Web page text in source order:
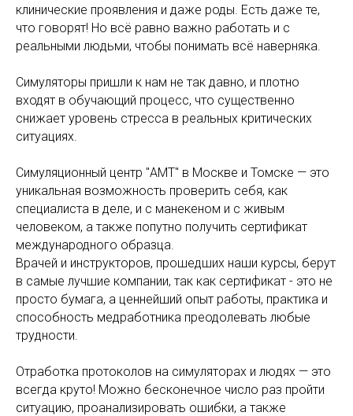
клинические проявления и даже роды. Есть даже те,
что говорят! Но всё равно важно работать и с
реальными людьми, чтобы понимать всё наверняка.
Симуляторы пришли к нам не так давно, и плотно
входят в обучающий процесс, что существенно
снижает уровень стресса в реальных критических
ситуациях.
Симуляционный центр "АМТ" в Москве и Томске — это
уникальная возможность проверить себя, как
специалиста в деле, и с манекеном и с живым
человеком, а также попутно получить сертификат
международного образца.
Врачей и инструкторов, прошедших наши курсы, берут
в самые лучшие компании, так как сертификат - это не
просто бумага, а ценнейший опыт работы, практика и
способность медработника преодолевать любые
трудности.
Отработка протоколов на симуляторах и людях — это
всегда круто! Можно бесконечное число раз пройти
ситуацию, проанализировать ошибки, а также